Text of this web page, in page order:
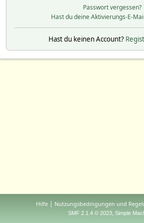
Passwort vergessen?
Hast du deine Aktivierungs-E-
Hast du keinen Account?
Hilfe | Nutzungsbedingungen und
SMF 2.1.4 © 2023, Simple